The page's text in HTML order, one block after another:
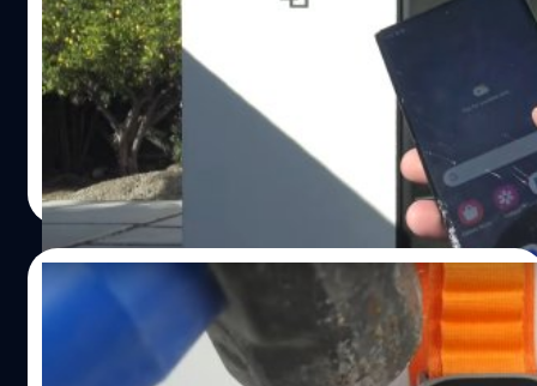
Samsung Galaxy S23 Ultra เพิ่งเปิดตัวไปเมื่อวันที่ 2
กุมภาพันธ์ที่ผ่านมา และล่าสุดได้มีคลิปทดสอบความอึดของ
Galaxy S23 Ultra ออกมาแล้วจากช่อง PBKreviews ที่มา
ทดสอบความทนทานของ Galaxy S23 Ultra ทั้งความสามารถ
ในการกันน้ำ การกันรอยขีดข่วน และความอึดจากการตก
กระแทก!
ภควัต ขจิตวิชยานุกูล | 1276 days ago
Read More
26/09/2022
ยูทูบเบอร์ใช้ค้อนทุบ Apple Watch Ultra เพื่อ
ทดสอบความอึด แต่โต๊ะดันแตกก่อนซะงั้น!